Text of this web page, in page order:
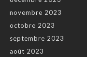
novembre 2023
octobre 2023
septembre 2023
août 2023